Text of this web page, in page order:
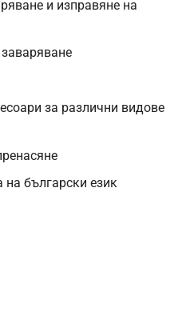
и изправяне на
за различни видове
на български език